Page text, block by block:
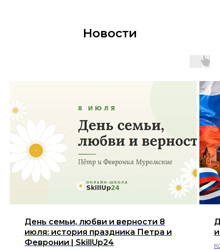
Новости
День семьи, любви и верности 8
июля: история праздника Петра и
Февронии | SkillUp24